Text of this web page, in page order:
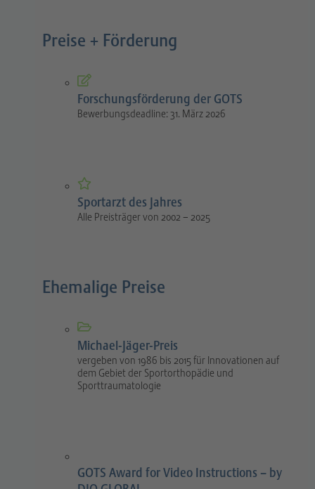
Preise + Förderung
Forschungsförderung der GOTS
Bewerbungsdeadline: 31. März 2026
Sportarzt des Jahres
Alle Preisträger von 2002 – 2025
Ehemalige Preise
Michael-Jäger-Preis
vergeben von 1986 bis 2015 für Innovationen auf
dem Gebiet der Sportorthopädie und
Sporttraumatologie
GOTS Award for Video Instructions – by